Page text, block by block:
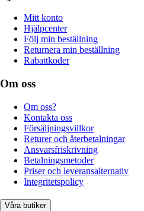
Mitt konto
Hjälpcenter
Följ min beställning
Returnera min beställning
Rabattkoder
Om oss
Om oss?
Kontakta oss
Försäljningsvillkor
Returer och återbetalningar
Ansvarsfriskrivning
Betalningsmetoder
Priser och leveransalternativ
Integritetspolicy
Våra butiker